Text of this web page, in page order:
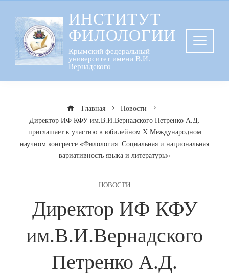
содержанию
ИНСТИТУТ
ФИЛОЛОГИИ
Крымский федеральный
университет имени В.И.
Вернадского
Главная
Новости
Директор ИФ КФУ им.В.И.Вернадского Петренко А.Д.
приглашает к участию в юбилейном Х Международном
научном конгрессе «Филология. Социальная и национальная
вариативность языка и литературы»
НОВОСТИ
Директор ИФ КФУ
им.В.И.Вернадского
Петренко А.Д.